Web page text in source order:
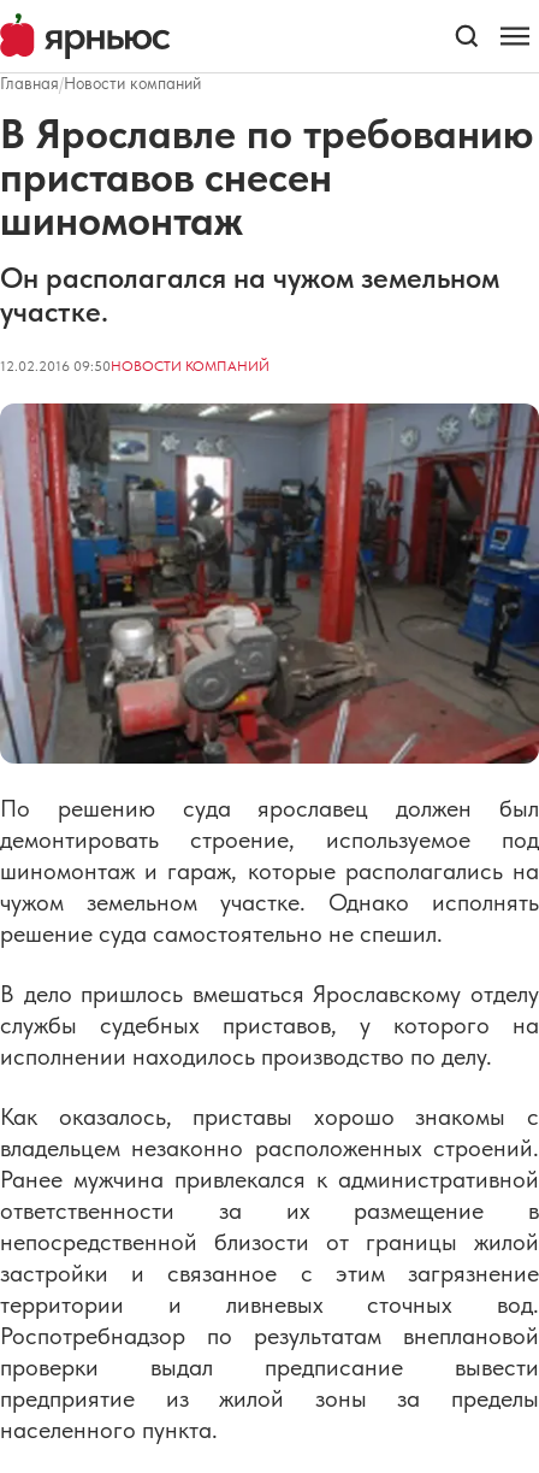
Главная/Новости компаний
В Ярославле по требованию
приставов снесен
шиномонтаж
Он располагался на чужом земельном
участке.
12.02.2016 09:50НОВОСТИ КОМПАНИЙ
По решению суда ярославец должен был
демонтировать строение, используемое под
шиномонтаж и гараж, которые располагались на
чужом земельном участке. Однако исполнять
решение суда самостоятельно не спешил.
В дело пришлось вмешаться Ярославскому отделу
службы судебных приставов, у которого на
исполнении находилось производство по делу.
Как оказалось, приставы хорошо знакомы с
владельцем незаконно расположенных строений.
Ранее мужчина привлекался к административной
ответственности за их размещение в
непосредственной близости от границы жилой
застройки и связанное с этим загрязнение
территории и ливневых сточных вод.
Роспотребнадзор по результатам внеплановой
проверки выдал предписание вывести
предприятие из жилой зоны за пределы
населенного пункта.